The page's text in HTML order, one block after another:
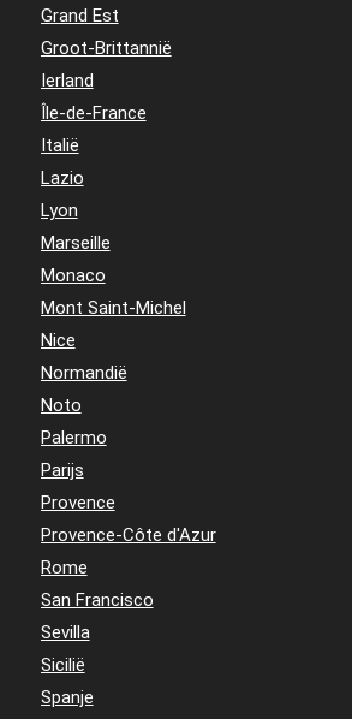
Grand Est
Groot-Brittannië
Ierland
Île-de-France
Italië
Lazio
Lyon
Marseille
Monaco
Mont Saint-Michel
Nice
Normandië
Noto
Palermo
Parijs
Provence
Provence-Côte d'Azur
Rome
San Francisco
Sevilla
Sicilië
Spanje